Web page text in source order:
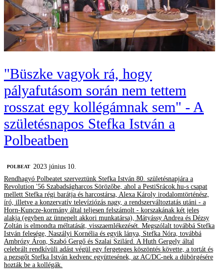
"Büszke vagyok rá, hogy
pályafutásom során nem tettem
rosszat egy kollégámnak sem" - A
születésnapos Stefka István a
Polbeatben
‎POLBEAT 2023 június 10.
Rendhagyó Polbeatet szerveztünk Stefka István 80. születésnapjára a
Revolution '56 Szabadságharcos Sörözőbe, ahol a PestiSrácok.hu-s csapat
mellett Stefka régi barátja és harcostársa, Alexa Károly irodalomtörténész,
író, illetve a konzervatív televíziózás nagy, a rendszerváltoztatás utáni - a
Horn-Kuncze-kormány által teljesen felszámolt - korszakának két jeles
alakja (egyben az ünnepelt akkori munkatársa), Mátyássy Andrea és Dézsy
Zoltán is elmondta méltatását, visszaemlékezését. Megszólalt továbbá Stefka
István felesége, Naszályi Kornélia és egyik lánya, Stefka Nóra, továbbá
Ambrózy Áron, Szabó Gergő és Szalai Szilárd. A Huth Gergely által
celebrált rendkívüli adást végül egy fergeteges köszöntés követte, a tortát és
a pezsgőt Stefka István kedvenc együttesének, az AC/DC-nek a dübörgésére
hozták be a kollégák.